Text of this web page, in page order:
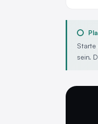
Starte
sein.